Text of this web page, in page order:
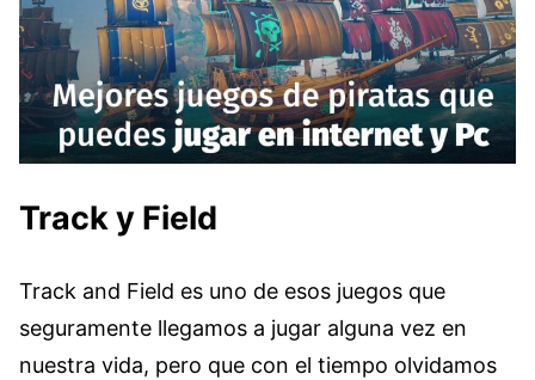
Track y Field
Track and Field es uno de esos juegos que
seguramente llegamos a jugar alguna vez en
nuestra vida, pero que con el tiempo olvidamos